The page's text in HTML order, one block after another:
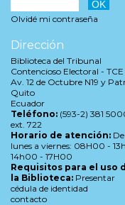
Olvidé mi contraseña
Dirección
Biblioteca del Tribunal
Contencioso Electoral - TCE
Av. 12 de Octubre N19 y
Quito
Ecuador
Teléfono: (593-2) 381
ext. 722
Horario de atención: De
lunes a viernes: 08H00 -
14h00 - 17H00
Requisitos para el uso
la Biblioteca: Presentar
cédula de identidad
contacto